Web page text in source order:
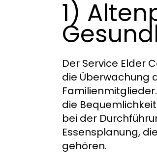
1)
Der Service Elder
die Überwachung
die
bei der
Essensplanung,
gehören.